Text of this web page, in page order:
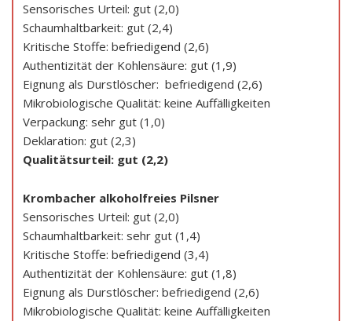
Sensorisches Urteil: gut (2,0)
Schaumhaltbarkeit: gut (2,4)
Kritische Stoffe: befriedigend (2,6)
Authentizität der Kohlensäure: gut (1,9)
Eignung als Durstlöscher: befriedigend (2,6)
Mikrobiologische Qualität: keine Auffälligkeiten
Verpackung: sehr gut (1,0)
Deklaration: gut (2,3)
Qualitätsurteil: gut (2,2)
Krombacher alkoholfreies Pilsner
Sensorisches Urteil: gut (2,0)
Schaumhaltbarkeit: sehr gut (1,4)
Kritische Stoffe: befriedigend (3,4)
Authentizität der Kohlensäure: gut (1,8)
Eignung als Durstlöscher: befriedigend (2,6)
Mikrobiologische Qualität: keine Auffälligkeiten